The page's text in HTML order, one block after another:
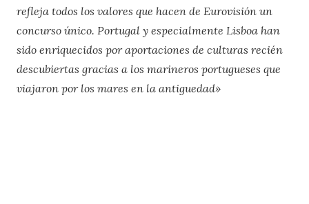
refleja todos los valores que hacen de Eurovisión un
concurso único. Portugal y especialmente Lisboa han
sido enriquecidos por aportaciones de culturas recién
descubiertas gracias a los marineros portugueses que
viajaron por los mares en la antiguedad»